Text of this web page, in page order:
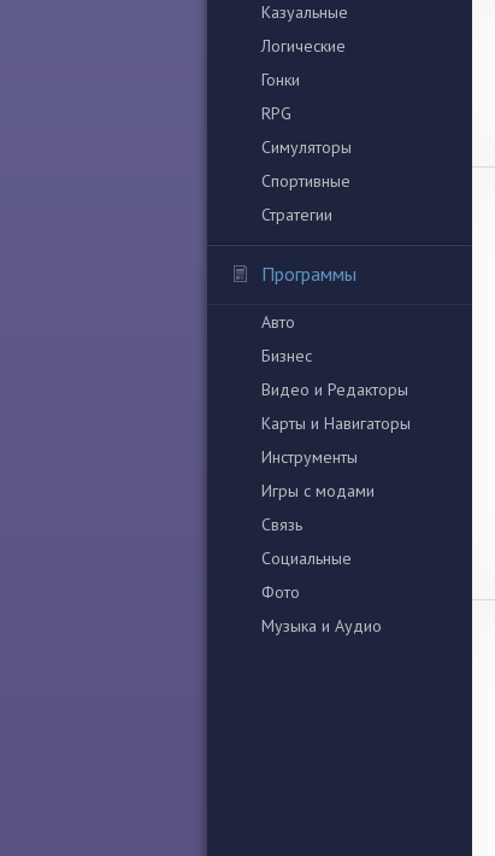
Казуальные
Логические
Гонки
RPG
Симуляторы
Спортивные
Стратегии
Программы
Авто
Бизнес
Видео и Редакторы
Карты и Навигаторы
Инструменты
Игры с модами
Связь
Социальные
Фото
Музыка и Аудио